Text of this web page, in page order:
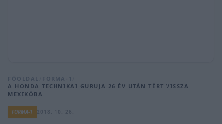
FŐOLDAL FORMA-1
A HONDA TECHNIKAI GURUJA 26 ÉV UTÁN TÉRT VISSZA
MEXIKÓBA
FORMA-1